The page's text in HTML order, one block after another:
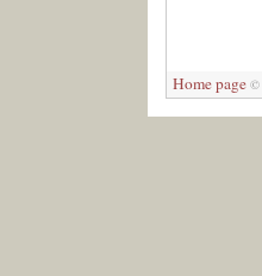
Home page ©